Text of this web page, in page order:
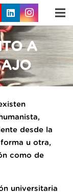
A
desde la
u otra,
como de
universitaria